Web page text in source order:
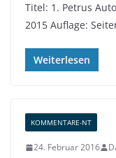
Titel: 1. Petrus
2015 Auflage:
Weiterlesen
KOMMENTARE-NT
24. Februar 2016